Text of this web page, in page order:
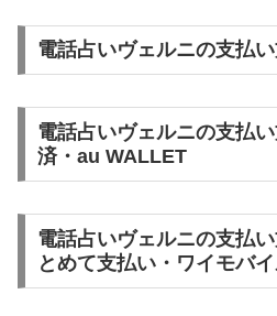
電話占いヴェルニの支払
電話占いヴェルニの支払
済・au WALLET
電話占いヴェルニの支払
とめて支払い・ワイモバ